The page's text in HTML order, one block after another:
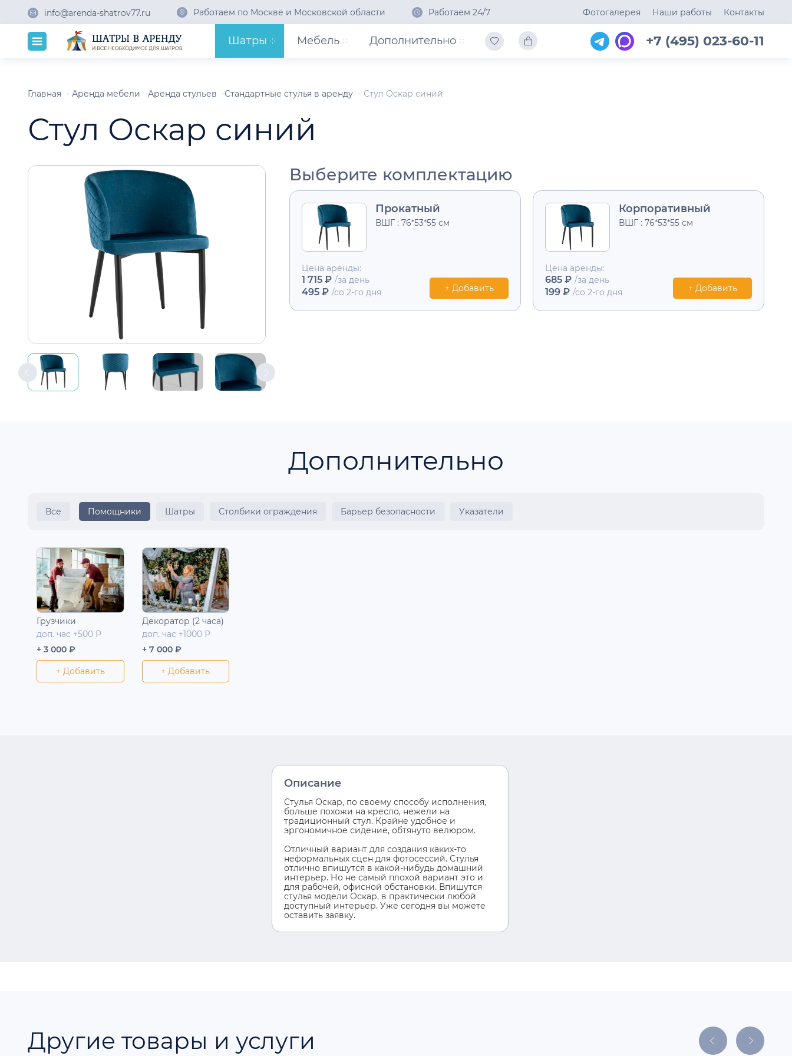
info@arenda-shatrov77.ru Работаем по Москве и Московской области Работаем 24/7 Фотогалерея Наши работы Контакты
Шатры Мебель Дополнительно +7 (495) 023-60-11
Главная Аренда мебели Аренда стульев Стандартные стулья в аренду Стул Оскар синий
Стул Оскар синий
Выберите комплектацию
Прокатный
ВШГ : 76*53*55 см
Цена аренды:
1 715 ₽ /за день
495 ₽ /со 2-го дня + Добавить
Корпоративный
ВШГ : 76*53*55 см
Цена аренды:
685 ₽ /за день
199 ₽ /со 2-го дня + Добавить
Дополнительно
Все Помощники Шатры Столбики ограждения Барьер безопасности Указатели
Грузчики
доп. час +500 Р
+ 3 000 ₽
+ Добавить
Декоратор (2 часа)
доп. час +1000 Р
+ 7 000 ₽
+ Добавить
Описание
Стулья Оскар, по своему способу исполнения,
больше похожи на кресло, нежели на
традиционный стул. Крайне удобное и
эргономичное сидение, обтянуто велюром.
Отличный вариант для создания каких-то
неформальных сцен для фотосессий. Стулья
отлично впишутся в какой-нибудь домашний
интерьер. Но не самый плохой вариант это и
для рабочей, офисной обстановки. Впишутся
стулья модели Оскар, в практически любой
доступный интерьер. Уже сегодня вы можете
оставить заявку.
Другие товары и услуги